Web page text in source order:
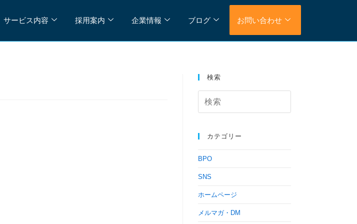
サービス内容 採用案内 企業情報 ブログ お問い合わせ
検索
カテゴリー
BPO
SNS
ホームページ
メルマガ・DM